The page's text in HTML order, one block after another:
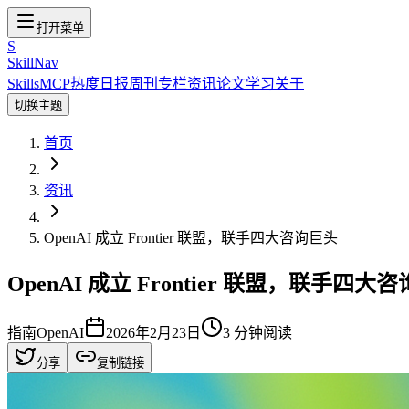
打开菜单
S
SkillNav
SkillsMCP热度 日报周刊 专栏资讯论文学习关于
切换主题
首页
资讯
OpenAI 成立 Frontier 联盟，联手四大咨询巨头
OpenAI 成立 Frontier 联盟，联手四大咨
指南OpenAI 2026年2月23日 3 分钟阅读
分享 复制链接